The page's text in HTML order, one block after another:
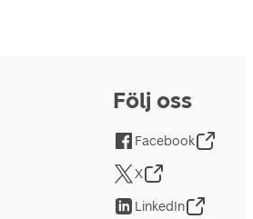
Följ oss
Facebook
X
LinkedIn